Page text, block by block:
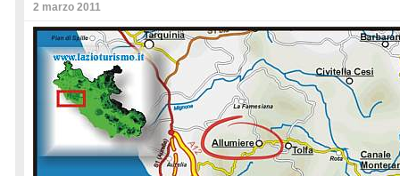
2 marzo 2011